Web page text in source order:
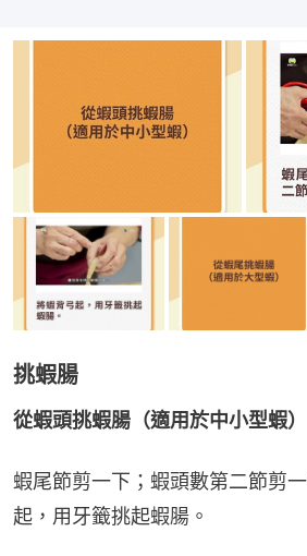
挑蝦腸
從蝦頭挑蝦腸（適用於中小型蝦）
蝦尾節剪一下；蝦頭數第二節剪
起，用牙籤挑起蝦腸。